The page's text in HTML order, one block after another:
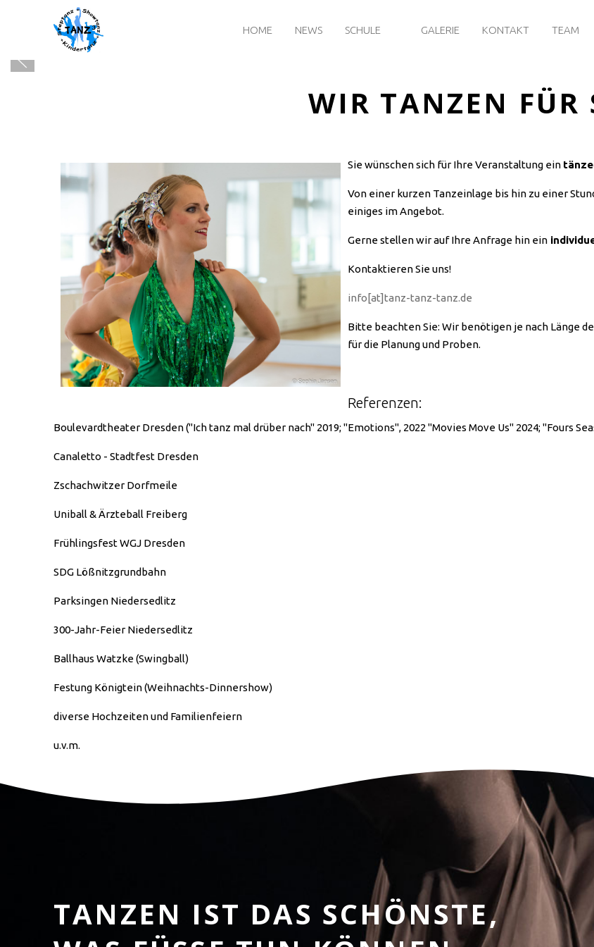
HOME NEWS SCHULE GALERIE KONTAKT TEAM
WIR TANZEN FÜR
Sie wünschen sich für Ihre Veranstaltung ein
Von einer kurzen Tanzeinlage bis hin zu einer
einiges im Angebot.
Gerne stellen wir auf Ihre Anfrage hin ein
Kontaktieren Sie uns!
info[at]tanz-tanz-tanz.de
Bitte beachten Sie: Wir benötigen je nach Länge
für die Planung und Proben.
Referenzen:
Boulevardtheater Dresden ("Ich tanz mal drüber nach" 2019; "Emotions", 2022 "Movies Move Us" 2024; "Fours
Canaletto - Stadtfest Dresden
Zschachwitzer Dorfmeile
Uniball & Ärzteball Freiberg
Frühlingsfest WGJ Dresden
SDG Lößnitzgrundbahn
Parksingen Niedersedlitz
300-Jahr-Feier Niedersedlitz
Ballhaus Watzke (Swingball)
Festung Königtein (Weihnachts-Dinnershow)
diverse Hochzeiten und Familienfeiern
u.v.m.
TANZEN IST DAS SCHÖNSTE,